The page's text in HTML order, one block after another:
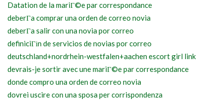
Datation de la mariГ©e par correspondance
deberГ­a comprar una orden de correo novia
deberГ­a salir con una novia por correo
definiciГіn de servicios de novias por correo
deutschland+nordrhein-westfalen+aachen escort girl link
devrais-je sortir avec une mariГ©e par correspondance
donde compro una orden de correo novia
dovrei uscire con una sposa per corrispondenza